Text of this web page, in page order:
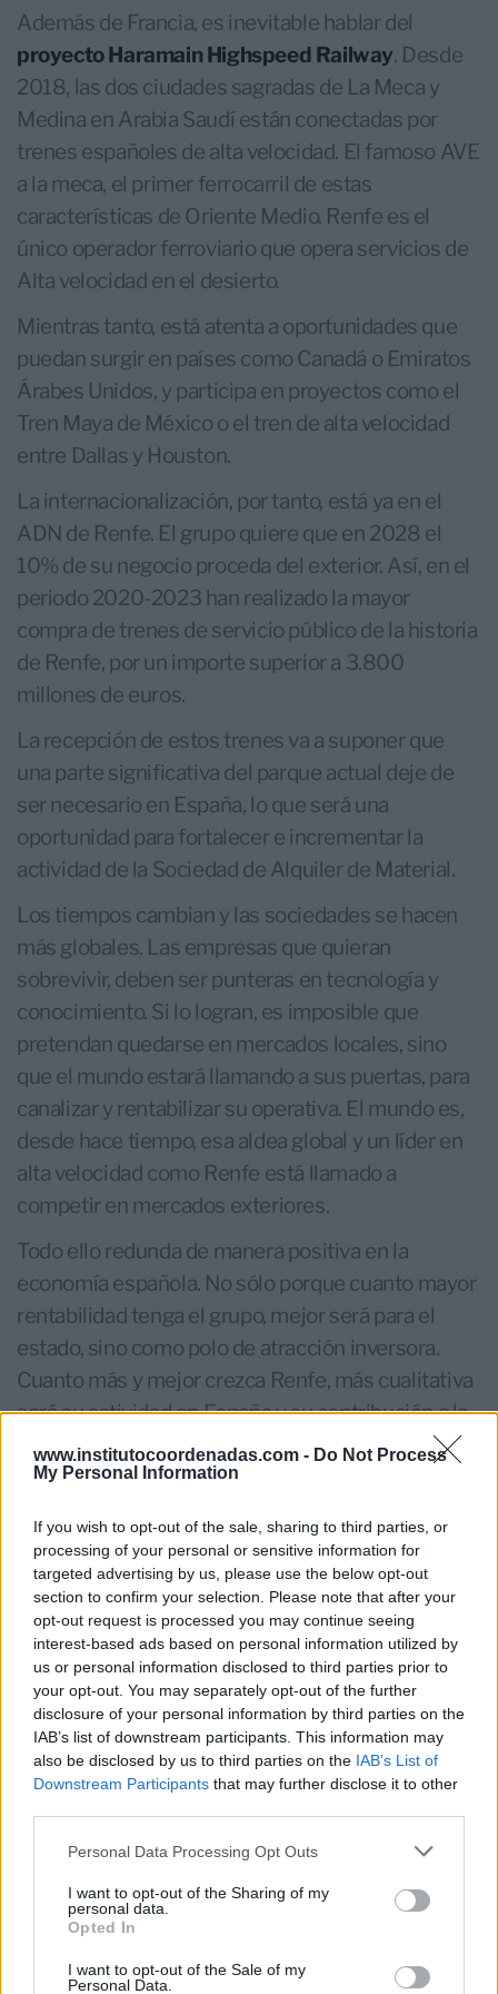
www.institutocoordenadas.com - Do Not Process
My Personal Information
If you wish to opt-out of the sale, sharing to third parties, or
processing of your personal or sensitive information for
targeted advertising by us, please use the below opt-out
section to confirm your selection. Please note that after your
opt-out request is processed you may continue seeing
interest-based ads based on personal information utilized by
us or personal information disclosed to third parties prior to
your opt-out. You may separately opt-out of the further
disclosure of your personal information by third parties on the
IAB’s list of downstream participants. This information may
also be disclosed by us to third parties on the IAB’s List of
Downstream Participants that may further disclose it to other
Personal Data Processing Opt Outs
I want to opt-out of the Sharing of my
personal data.
Opted In
I want to opt-out of the Sale of my
Personal Data.
Además de Francia, es inevitable hablar del
proyecto Haramain Highspeed Railway. Desde
2018, las dos ciudades sagradas de La Meca y
Medina en Arabia Saudí están conectadas por
trenes españoles de alta velocidad. El famoso AVE
a la meca, el primer ferrocarril de estas
características de Oriente Medio. Renfe es el
único operador ferroviario que opera servicios de
Alta velocidad en el desierto.
Mientras tanto, está atenta a oportunidades que
puedan surgir en países como Canadá o Emiratos
Árabes Unidos, y participa en proyectos como el
Tren Maya de México o el tren de alta velocidad
entre Dallas y Houston.
La internacionalización, por tanto, está ya en el
ADN de Renfe. El grupo quiere que en 2028 el
10% de su negocio proceda del exterior. Así, en el
periodo 2020-2023 han realizado la mayor
compra de trenes de servicio público de la historia
de Renfe, por un importe superior a 3.800
millones de euros.
La recepción de estos trenes va a suponer que
una parte significativa del parque actual deje de
ser necesario en España, lo que será una
oportunidad para fortalecer e incrementar la
actividad de la Sociedad de Alquiler de Material.
Los tiempos cambian y las sociedades se hacen
más globales. Las empresas que quieran
sobrevivir, deben ser punteras en tecnología y
conocimiento. Si lo logran, es imposible que
pretendan quedarse en mercados locales, sino
que el mundo estará llamando a sus puertas, para
canalizar y rentabilizar su operativa. El mundo es,
desde hace tiempo, esa aldea global y un líder en
alta velocidad como Renfe está llamado a
competir en mercados exteriores.
Todo ello redunda de manera positiva en la
economía española. No sólo porque cuanto mayor
rentabilidad tenga el grupo, mejor será para el
estado, sino como polo de atracción inversora.
Cuanto más y mejor crezca Renfe, más cualitativa
será su actividad en España y su contribución a la
economía.
SOBRE EL INSTITUTO COORDENADAS DE
GOBERNANZA Y ECONOMIA APLICADA
Institución de pensamiento e investigación de la
interacción entre gobernanza y economía aplicada
para avanzar en constructivo y en decisivo sobre el
trinomio: bienestar social, progreso económico y
sostenibilidad ambiental; en pleno entorno
evolutivo sin precedentes desde finales del Siglo
XVIII y principios del XIX con la revolución
industrial. Fiel a sus principios fundacionales de
Instituto lidera proactivamente la fusión entre la
esencia y la innovación de la liberalización
económica, como mejor modelo de afrontar los
mundo.